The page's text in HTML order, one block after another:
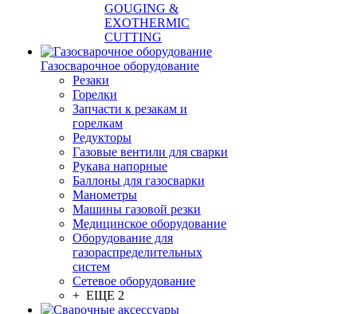
GOUGING &
EXOTHERMIC
CUTTING
Газосварочное оборудование
Резаки
Горелки
Запчасти к резакам и
горелкам
Редукторы
Газовые вентили для сварки
Рукава напорные
Баллоны для газосварки
Манометры
Машины газовой резки
Медицинское оборудование
Оборудование для
газораспределительных
систем
Сетевое оборудование
+ ЕЩЕ 2